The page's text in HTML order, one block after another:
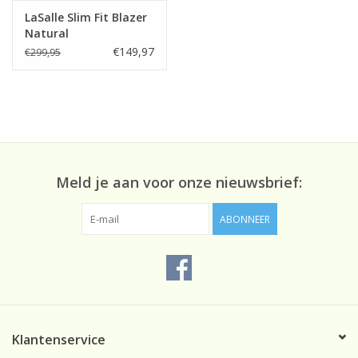
LaSalle Slim Fit Blazer
Natural
€299,95 €149,97
Meld je aan voor onze nieuwsbrief:
ABONNEER
Klantenservice